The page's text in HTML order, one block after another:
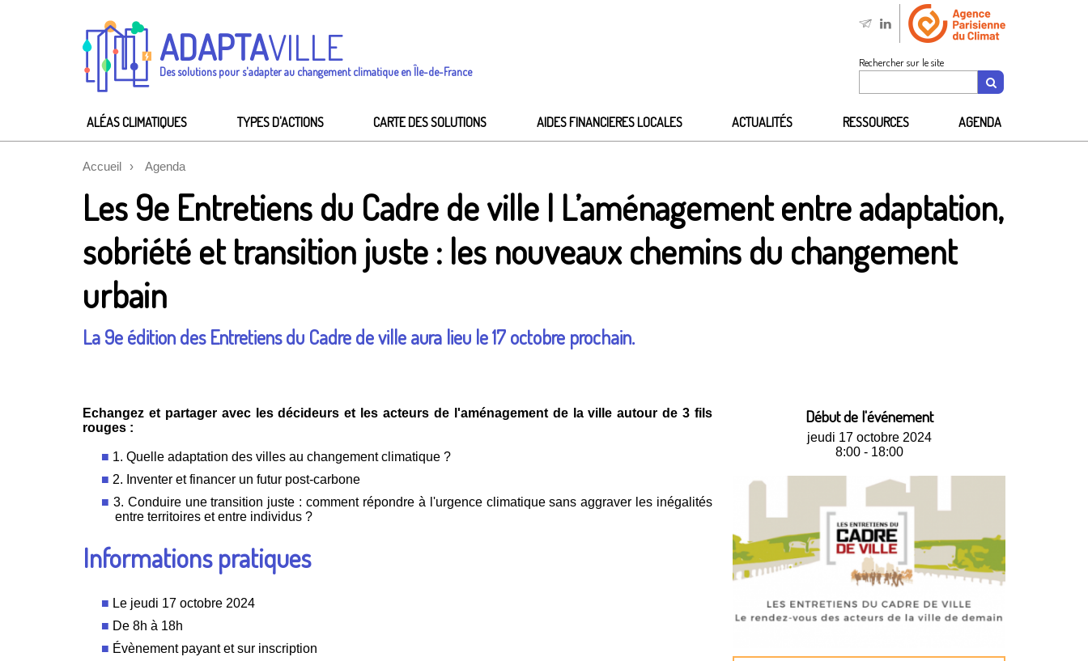
ADAPTAVILLE
Des solutions pour s'adapter au changement climatique en Île-de-France
Rechercher sur le site
ALÉAS CLIMATIQUES TYPES D'ACTIONS CARTE DES SOLUTIONS AIDES FINANCIERES LOCALES ACTUALITÉS RESSOURCES AGENDA
Accueil Agenda
Les 9e Entretiens du Cadre de ville | L’aménagement entre adaptation,
sobriété et transition juste : les nouveaux chemins du changement
urbain
La 9e édition des Entretiens du Cadre de ville aura lieu le 17 octobre prochain.
Echangez et partager avec les décideurs et les acteurs de l'aménagement de la ville autour de 3 fils
rouges :
1. Quelle adaptation des villes au changement climatique ?
2. Inventer et financer un futur post-carbone
3. Conduire une transition juste : comment répondre à l'urgence climatique sans aggraver les inégalités
entre territoires et entre individus ?
Informations pratiques
Le jeudi 17 octobre 2024
De 8h à 18h
Évènement payant et sur inscription
Début de l'événement
jeudi 17 octobre 2024
8:00 - 18:00